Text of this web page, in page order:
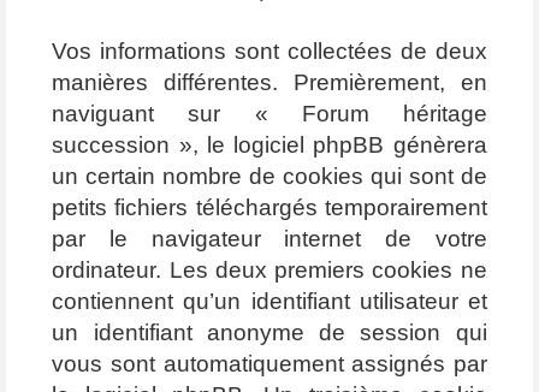
Vos informations sont collectées de deux
manières différentes. Premièrement, en
naviguant sur « Forum héritage
succession », le logiciel phpBB génèrera
un certain nombre de cookies qui sont de
petits fichiers téléchargés temporairement
par le navigateur internet de votre
ordinateur. Les deux premiers cookies ne
contiennent qu’un identifiant utilisateur et
un identifiant anonyme de session qui
vous sont automatiquement assignés par